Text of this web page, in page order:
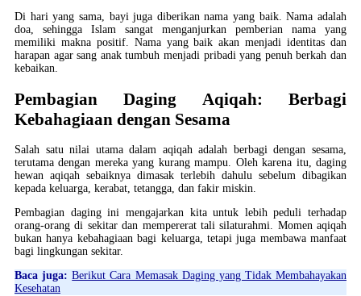
Di hari yang sama, bayi juga diberikan nama yang baik. Nama adalah
doa, sehingga Islam sangat menganjurkan pemberian nama yang
memiliki makna positif. Nama yang baik akan menjadi identitas dan
harapan agar sang anak tumbuh menjadi pribadi yang penuh berkah dan
kebaikan.
Pembagian Daging Aqiqah: Berbagi
Kebahagiaan dengan Sesama
Salah satu nilai utama dalam aqiqah adalah berbagi dengan sesama,
terutama dengan mereka yang kurang mampu. Oleh karena itu, daging
hewan aqiqah sebaiknya dimasak terlebih dahulu sebelum dibagikan
kepada keluarga, kerabat, tetangga, dan fakir miskin.
Pembagian daging ini mengajarkan kita untuk lebih peduli terhadap
orang-orang di sekitar dan mempererat tali silaturahmi. Momen aqiqah
bukan hanya kebahagiaan bagi keluarga, tetapi juga membawa manfaat
bagi lingkungan sekitar.
Baca juga: Berikut Cara Memasak Daging yang Tidak Membahayakan
Kesehatan